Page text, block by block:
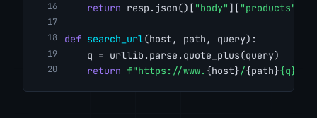
return resp.json()[ "body" ][ "products"
def search_url(host, path, query):
    q = urllib.parse.quote_plus(query)
return f"https://www. {host}/{path}{q}